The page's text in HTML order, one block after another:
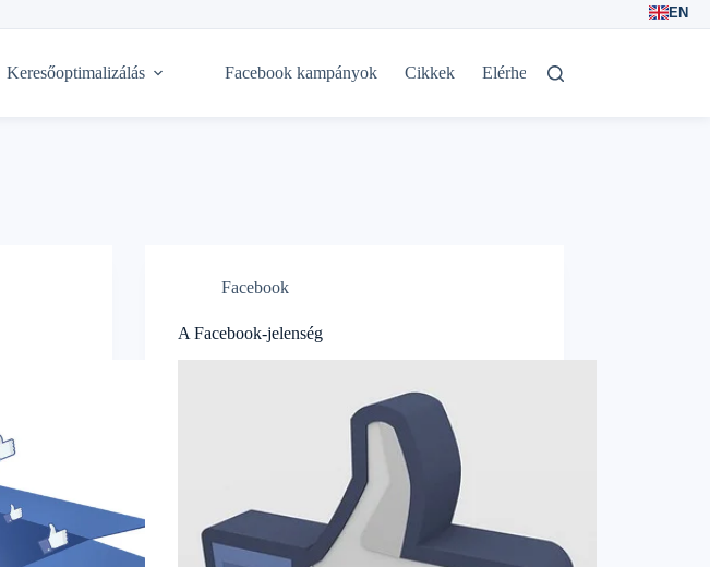
EN
Keresőoptimalizálás Facebook kampányok Cikkek Elérhetőségek
Facebook
A Facebook-jelenség